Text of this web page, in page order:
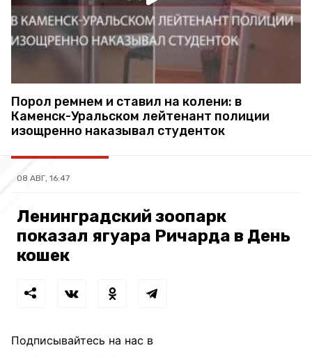
Порол ремнем и ставил на колени: в
Каменск-Уральском лейтенант полиции
изощренно наказывал студенток
08 АВГ, 16:47
Ленинградский зоопарк
показал ягуара Ричарда в День
кошек
Подписывайтесь на нас в